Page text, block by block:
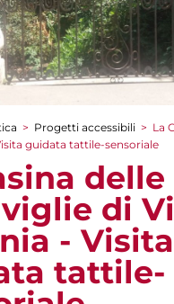
> Progetti accessibili > La
guidata tattile-sensoriale
delle
di
- Visita
tattile-